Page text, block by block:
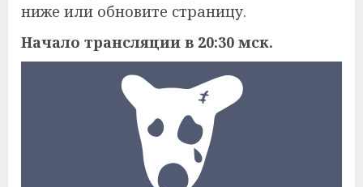
ниже или обновите страницу.
Начало трансляции в 20:30 мск.